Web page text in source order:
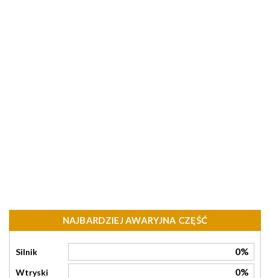
NAJBARDZIEJ AWARYJNA CZĘŚĆ
Silnik 0%
Wtryski 0%